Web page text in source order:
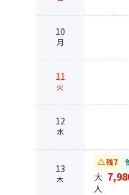
10
月
11
火
12
水
13
木
change_history残7
大
人